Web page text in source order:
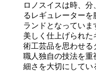
ロノスイスは時、
るレギュレーター
ランドとなっていま
美しく仕上げられ
術工芸品を思わせる
職人独自の技法を重
細さを大切にしてい